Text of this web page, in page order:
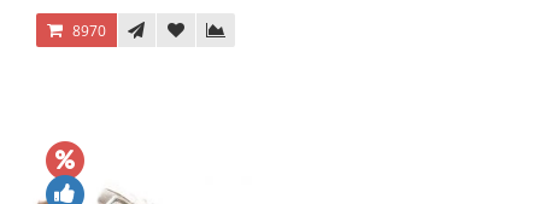
8970